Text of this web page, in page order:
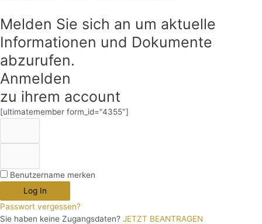
Melden Sie sich an um aktuelle
Informationen und Dokumente
abzurufen.
Anmelden
zu ihrem account
[ultimatemember form_id="4355"]
Benutzername merken
Log In
Passwort vergessen?
Sie haben keine Zugangsdaten? JETZT BEANTRAGEN